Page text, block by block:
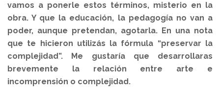
vamos a ponerle estos términos, misterio en la
obra. Y que la educación, la pedagogía no van a
poder, aunque pretendan, agotarla. En una nota
que te hicieron utilizás la fórmula “preservar la
complejidad”. Me gustaría que desarrollaras
brevemente la relación entre arte e
incomprensión o complejidad.